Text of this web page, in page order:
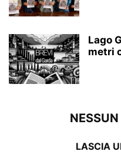
Lago
metri
LASCIA